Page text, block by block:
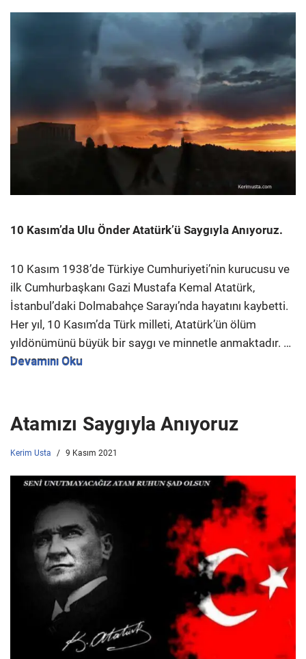
10 Kasım’da Ulu Önder Atatürk’ü Saygıyla Anıyoruz.
10 Kasım 1938’de Türkiye Cumhuriyeti’nin kurucusu ve
ilk Cumhurbaşkanı Gazi Mustafa Kemal Atatürk,
İstanbul’daki Dolmabahçe Sarayı’nda hayatını kaybetti.
Her yıl, 10 Kasım’da Türk milleti, Atatürk’ün ölüm
yıldönümünü büyük bir saygı ve minnetle anmaktadır. …
Devamını Oku
Atamızı Saygıyla Anıyoruz
Kerim Usta 9 Kasım 2021